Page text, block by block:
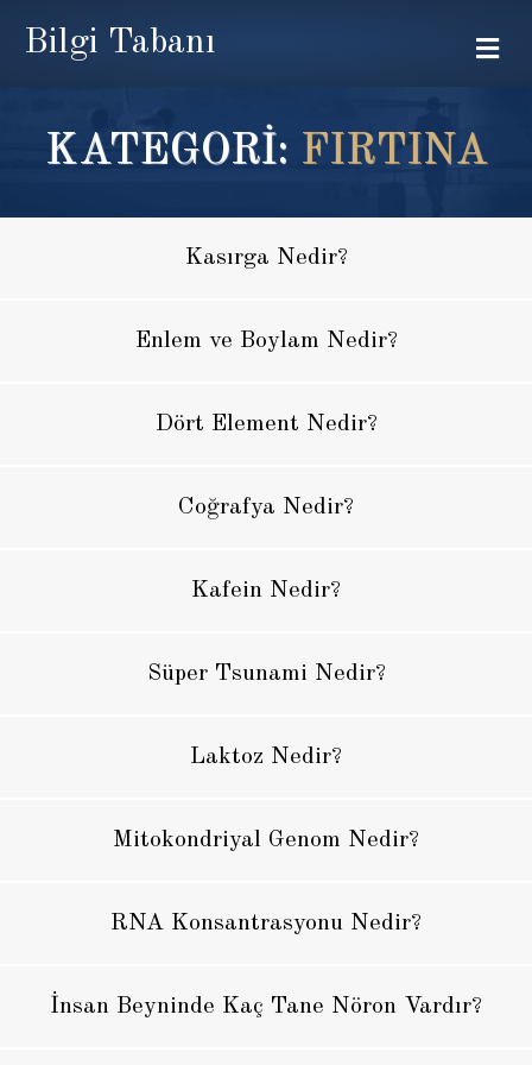
Bilgi Tabanı
KATEGORİ: FIRTINA
Kasırga Nedir?
Enlem ve Boylam Nedir?
Dört Element Nedir?
Coğrafya Nedir?
Kafein Nedir?
Süper Tsunami Nedir?
Laktoz Nedir?
Mitokondriyal Genom Nedir?
RNA Konsantrasyonu Nedir?
İnsan Beyninde Kaç Tane Nöron Vardır?